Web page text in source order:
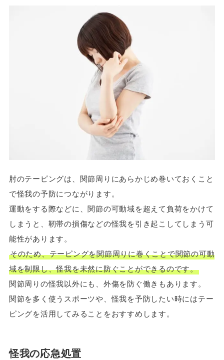
肘のテーピングは、関節周りにあらかじめ巻いておくこと
で怪我の予防につながります。
運動をする際などに、関節の可動域を超えて負荷をかけて
しまうと、靭帯の損傷などの怪我を引き起こしてしまう可
能性があります。
そのため、テーピングを関節周りに巻くことで関節の可動
域を制限し、怪我を未然に防ぐことができるのです。
関節周りの怪我以外にも、外傷を防ぐ働きもあります。
関節を多く使うスポーツや、怪我を予防したい時にはテー
ピングを活用してみることをおすすめします。
怪我の応急処置